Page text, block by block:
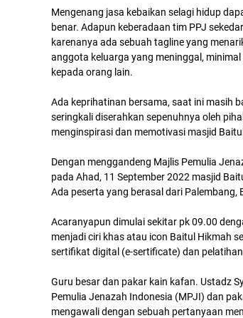
Mengenang jasa kebaikan selagi hidup
benar. Adapun keberadaan tim PPJ
karenanya ada sebuah tagline yang
anggota keluarga yang meninggal,
kepada orang lain.
Ada keprihatinan bersama, saat ini masih
seringkali diserahkan sepenuhnya oleh
menginspirasi dan memotivasi masjid
Dengan menggandeng Majlis Pemulia
pada Ahad, 11 September 2022 masjid
Ada peserta yang berasal dari Palembang,
Acaranyapun dimulai sekitar pk 09.00
menjadi ciri khas atau icon Baitul Hikmah
sertifikat digital (e-sertificate) dan
Guru besar dan pakar kain kafan. Ustadz
Pemulia Jenazah Indonesia (MPJI) dan
mengawali dengan sebuah pertanyaan